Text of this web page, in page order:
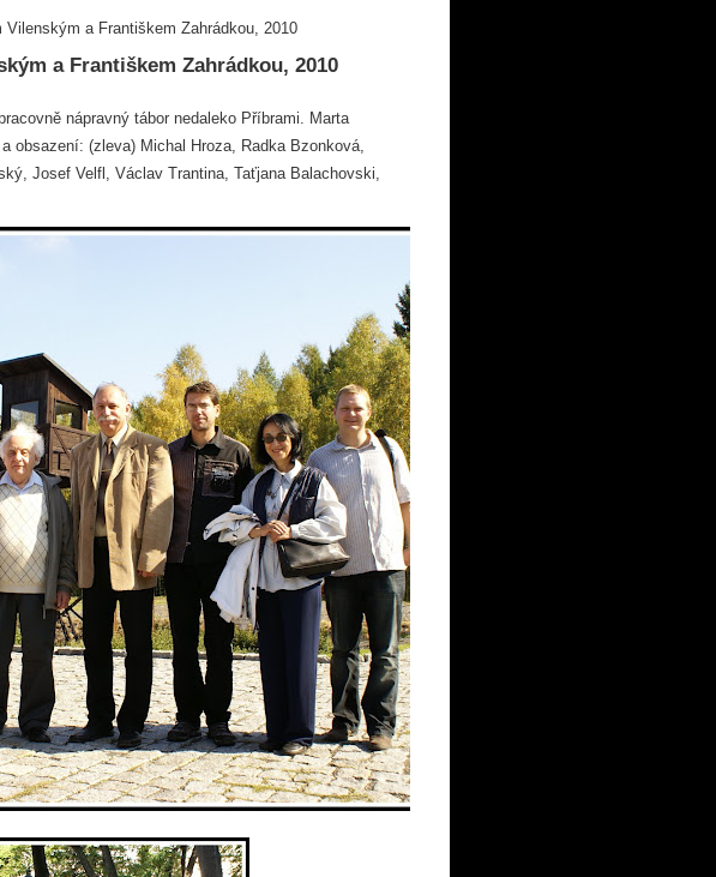
Vilenským a Františkem Zahrádkou, 2010
a Františkem Zahrádkou, 2010
nápravný tábor nedaleko Příbrami. Marta
obsazení: (zleva) Michal Hroza, Radka Bzonková,
Josef Velfl, Václav Trantina, Taťjana Balachovski,